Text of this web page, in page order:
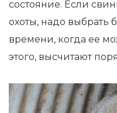
состояние. Если
охоты, надо выбрать
времени, когда ее
этого, высчитают